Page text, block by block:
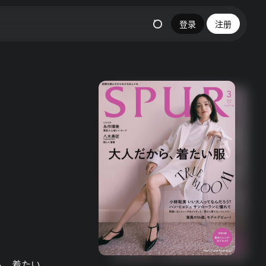
登录 注册